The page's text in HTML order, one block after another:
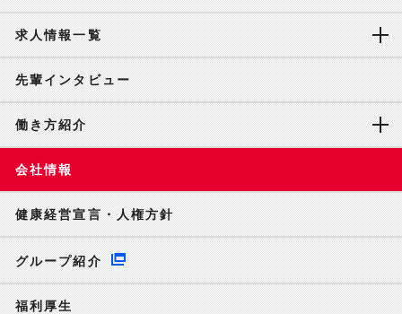
求人情報一覧
先輩インタビュー
働き方紹介
会社情報
健康経営宣言・人権方針
グループ紹介
福利厚生